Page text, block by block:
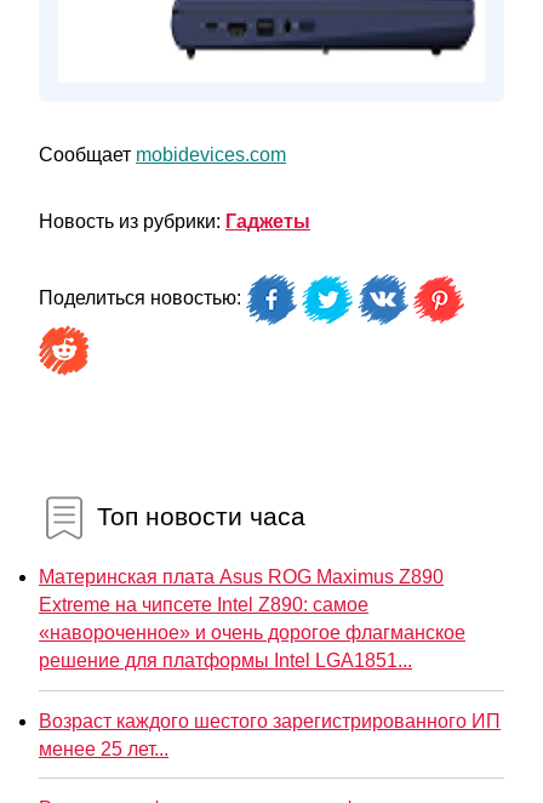
Сообщает mobidevices.com
Новость из рубрики: Гаджеты
Поделиться новостью:
Топ новости часа
Материнская плата Asus ROG Maximus Z890
Extreme на чипсете Intel Z890: самое
«навороченное» и очень дорогое флагманское
решение для платформы Intel LGA1851...
Возраст каждого шестого зарегистрированного ИП
менее 25 лет...